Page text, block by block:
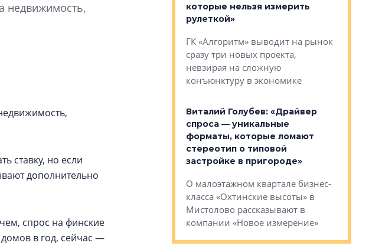
недвижимость,
ставку, но если
дополнительно
спрос на финские
в год, сейчас —
визуальной чистоте»
Александр Свинолобов: «Мы
О потенциале «серого пояса»,
технологиях и корпоративной
которые нельзя измерить
рулеткой»
ГК «Алгоритм» выводит на рынок
сразу три новых проекта,
невзирая на сложную
конъюнктуру в экономике
Виталий Голубев: «Драйвер
спроса — уникальные
форматы, которые ломают
стереотип о типовой
застройке в пригороде»
О малоэтажном квартале бизнес-
класса «Охтинские высоты» в
Мистолово рассказывают в
компании «Новое измерение»